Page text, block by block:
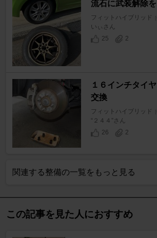
流石に武装解除を
フィットハイブリッド
いぃさん
25
2
１６インチタイ
交換
フィットハイブリッド
“２４４”さん
26
2
関連する整備の一覧をもっと見る
この記事を見た人におすすめ